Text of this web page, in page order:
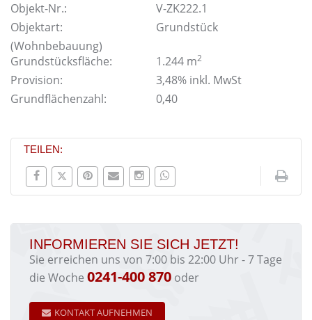
Objekt-Nr.:
V-ZK222.1
Objektart:
Grundstück
(Wohnbebauung)
Grundstücksfläche:
1.244 m2
Provision:
3,48% inkl. MwSt
Grundflächenzahl:
0,40
TEILEN:
INFORMIEREN SIE SICH JETZT!
Sie erreichen uns von 7:00 bis 22:00 Uhr - 7 Tage
die Woche 0241-400 870 oder
KONTAKT AUFNEHMEN